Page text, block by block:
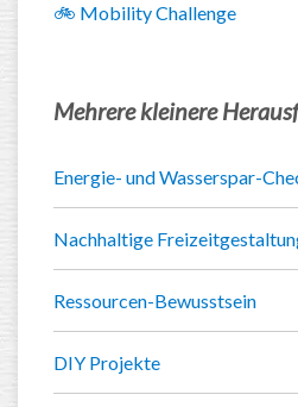
🚲 Mobility Challenge
Mehrere kleinere
Energie- und Wasserspar-
Nachhaltige
Ressourcen-Bewusstsein
DIY Projekte